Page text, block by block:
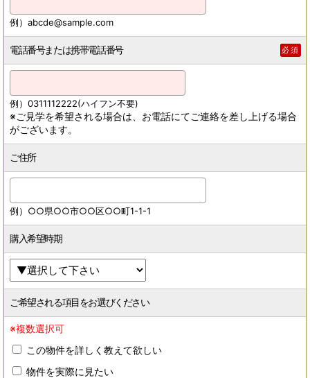
例）abcde@sample.com
電話番号または携帯電話番号 必須
例）0311112222(ハイフン不要)
※ご見学を希望される場合は、お電話にてご連絡を差し上げる場合
がございます。
ご住所
例）○○県○○市○○区○○町1-1-1
購入希望時期
ご希望される項目をお選びください
※複数選択可
この物件を詳しく教えて欲しい
物件を実際に見たい